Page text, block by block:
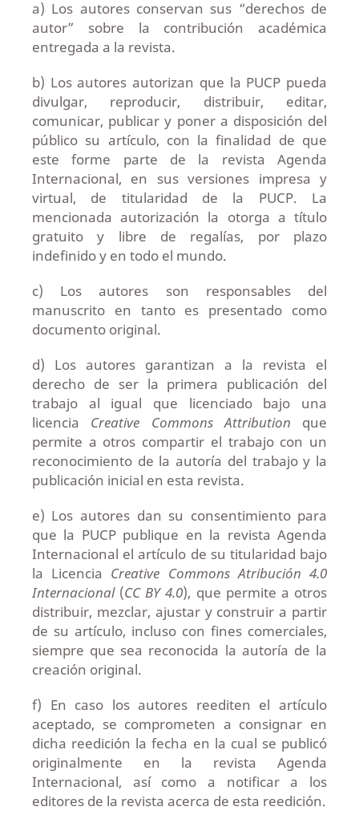
a) Los autores conservan sus “derechos de
autor” sobre la contribución académica
entregada a la revista.
b) Los autores autorizan que la PUCP pueda
divulgar, reproducir, distribuir, editar,
comunicar, publicar y poner a disposición del
público su artículo, con la finalidad de que
este forme parte de la revista Agenda
Internacional, en sus versiones impresa y
virtual, de titularidad de la PUCP. La
mencionada autorización la otorga a título
gratuito y libre de regalías, por plazo
indefinido y en todo el mundo.
c) Los autores son responsables del
manuscrito en tanto es presentado como
documento original.
d) Los autores garantizan a la revista el
derecho de ser la primera publicación del
trabajo al igual que licenciado bajo una
licencia Creative Commons Attribution que
permite a otros compartir el trabajo con un
reconocimiento de la autoría del trabajo y la
publicación inicial en esta revista.
e) Los autores dan su consentimiento para
que la PUCP publique en la revista Agenda
Internacional el artículo de su titularidad bajo
la Licencia Creative Commons Atribución 4.0
Internacional(CC BY 4.0), que permite a otros
distribuir, mezclar, ajustar y construir a partir
de su artículo, incluso con fines comerciales,
siempre que sea reconocida la autoría de la
creación original.
f) En caso los autores reediten el artículo
aceptado, se comprometen a consignar en
dicha reedición la fecha en la cual se publicó
originalmente en la revista Agenda
Internacional, así como a notificar a los
editores de la revista acerca de esta reedición.